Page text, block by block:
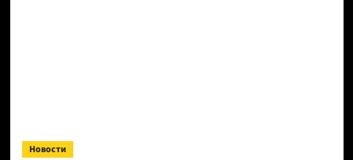
Новости